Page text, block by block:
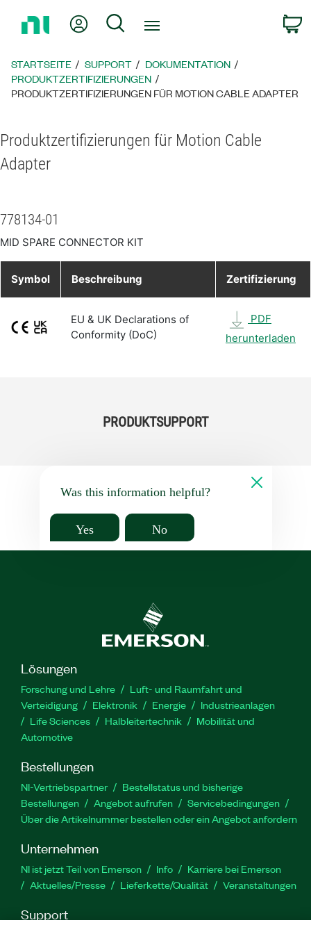
zur
Mein KontoSuche
STARTSEITE SUPPORT
DOKUMENTATION
PRODUKTZERTIFIZIERUNGEN
PRODUKTZERTIFIZIERUNGEN FÜR MOTION CABLE ADAPTER
Produktzertifizierungen für Motion Cable
Adapter
778134-01
MID SPARE CONNECTOR KIT
Symbol Beschreibung Zertifizierung
EU & UK Declarations of
Conformity (DoC)
PDF
herunterladen
PRODUKTSUPPORT
Was this information helpful?
Yes No
Lösungen
Forschung und Lehre
Luft- und Raumfahrt und
Verteidigung
Elektronik Energie
Industrieanlagen
Life Sciences
Halbleitertechnik
Mobilität und
Automotive
Bestellungen
NI-Vertriebspartner
Bestellstatus und bisherige
Bestellungen
Angebot aufrufen
Servicebedingungen
Über die Artikelnummer bestellen oder ein Angebot anfordern
Unternehmen
NI ist jetzt Teil von Emerson Info
Karriere bei Emerson
Aktuelles/Presse
Lieferkette/Qualität Veranstaltungen
Support